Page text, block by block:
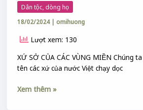
Dân tộc, dòng họ
18/02/2024 | omihuong
Lượt xem: 130
XỨ SỞ CỦA CÁC VÙNG MIỀN Chúng
tên các xứ của nước Việt chạy dọc
Xem thêm »